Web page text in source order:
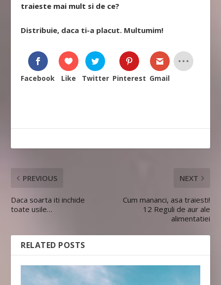
traieste mai mult si de ce?
Distribuie, daca ti-a placut. Multumim!
Facebook Like Twitter Pinterest Gmail
PREVIOUS
Daca soarta iti inchide
toate usile…
NEXT
Cum mananci, asa traiesti!
12 Reguli de aur ale
alimentatiei
RELATED POSTS